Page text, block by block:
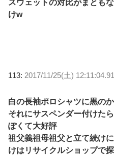
スウェットの対比がまとも
けw
113: 2017/11/25(土)
白の長袖ポロシャツに黒の
それにサスペンダー付けた
ぽくて大好評
祖父義祖母祖父と立て続け
けはリサイクルショップで